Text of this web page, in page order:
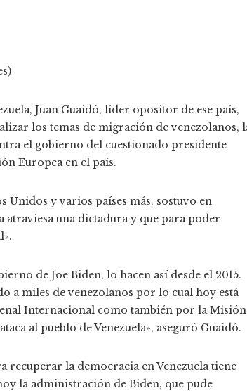
Juan Guaidó, líder opositor de ese país,
los temas de migración de venezolanos,
el gobierno del cuestionado presidente
Europea en el país.
y varios países más, sostuvo en
atraviesa una dictadura y que para poder
de Joe Biden, lo hacen así desde el 2015.
a miles de venezolanos por lo cual hoy está
Internacional como también por la Misión
al pueblo de Venezuela», aseguró Guaidó.
recuperar la democracia en Venezuela tiene
la administración de Biden, que pude